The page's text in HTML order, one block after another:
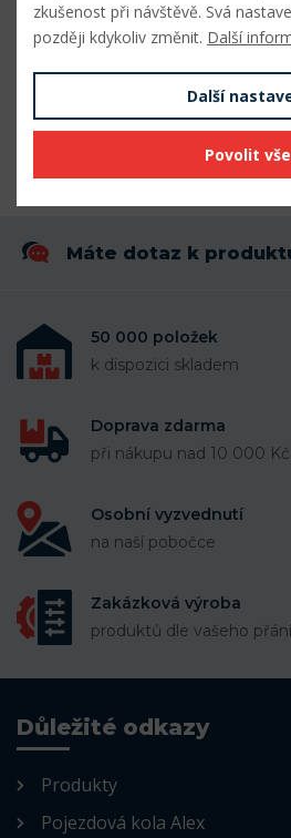
- Nízké tření a dlouhá životnost
- Oddělitelné a vyměnitelné
Máte dotaz k
50 000 položek
k dispozici skladem
Doprava zdarma
při nákupu nad 10 000 Kč
Osobní vyzvednutí
na naší pobočce
Zakázková výroba
produktů dle vašeho přání
Důležité odkazy
Produkty
Pojezdová kola Alex
zkušenost při návštěvě. Svá
později kdykoliv změnit. Další
Další
Povolit vše